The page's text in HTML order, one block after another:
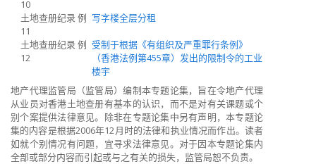
10
土地查册纪录 例
11
写字楼全层分租
土地查册纪录 例
12
受制于根据《有组织及严重罪行条例》
（香港法例第455章）发出的限制令的工业
楼宇
地产代理监管局（监管局）编制本专题论集，旨在令地产代理
从业员对香港土地查册有基本的认识，而不是对有关课题或个
别个案提供法律意见。除非在专题论集中另有声明，本专题论
集的内容是根据2006年12月时的法律和执业情况而作出。读者
如就个别情况有问题，宜寻求法律意见。对于因本专题论集内
全部或部分内容而引起或与之有关的损失，监管局恕不负责。